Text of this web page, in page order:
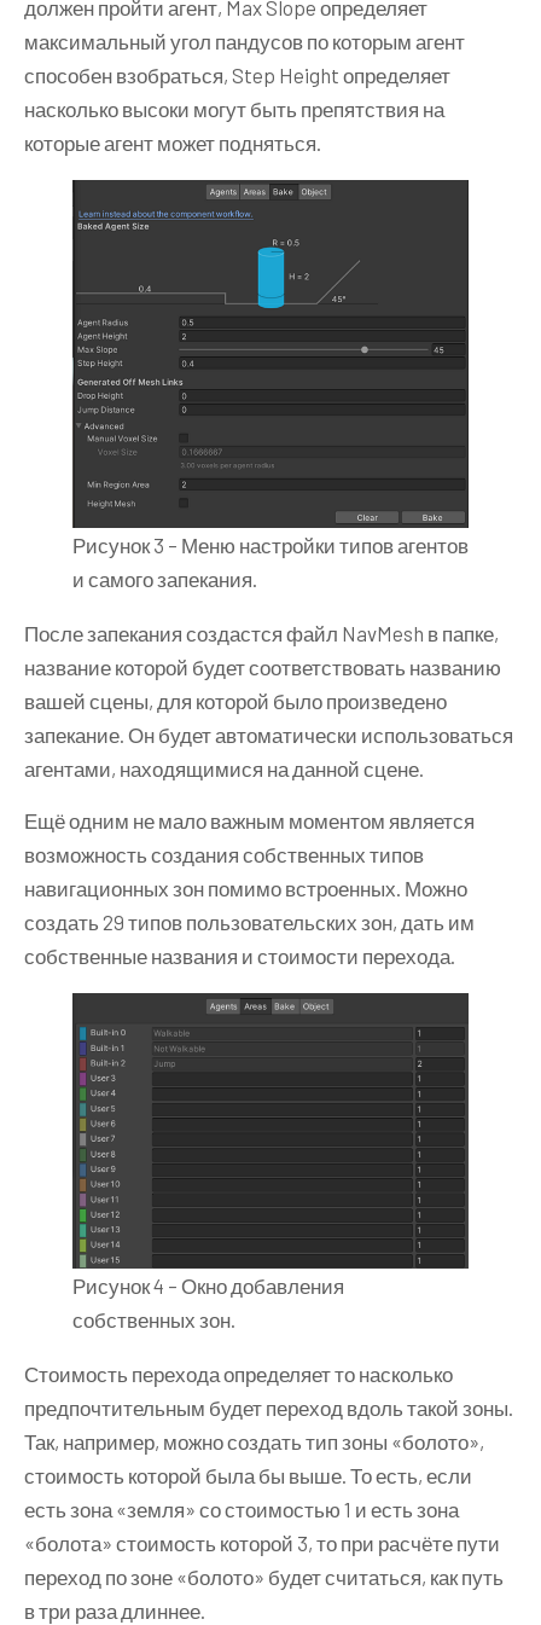
должен пройти агент, Max Slope определяет
максимальный угол пандусов по которым агент
способен взобраться, Step Height определяет
насколько высоки могут быть препятствия на
которые агент может подняться.
Рисунок 3 – Меню настройки типов агентов
и самого запекания.
После запекания создастся файл NavMesh в папке,
название которой будет соответствовать названию
вашей сцены, для которой было произведено
запекание. Он будет автоматически использоваться
агентами, находящимися на данной сцене.
Ещё одним не мало важным моментом является
возможность создания собственных типов
навигационных зон помимо встроенных. Можно
создать 29 типов пользовательских зон, дать им
собственные названия и стоимости перехода.
Рисунок 4 – Окно добавления
собственных зон.
Стоимость перехода определяет то насколько
предпочтительным будет переход вдоль такой зоны.
Так, например, можно создать тип зоны «болото»,
стоимость которой была бы выше. То есть, если
есть зона «земля» со стоимостью 1 и есть зона
«болота» стоимость которой 3, то при расчёте пути
переход по зоне «болото» будет считаться, как путь
в три раза длиннее.